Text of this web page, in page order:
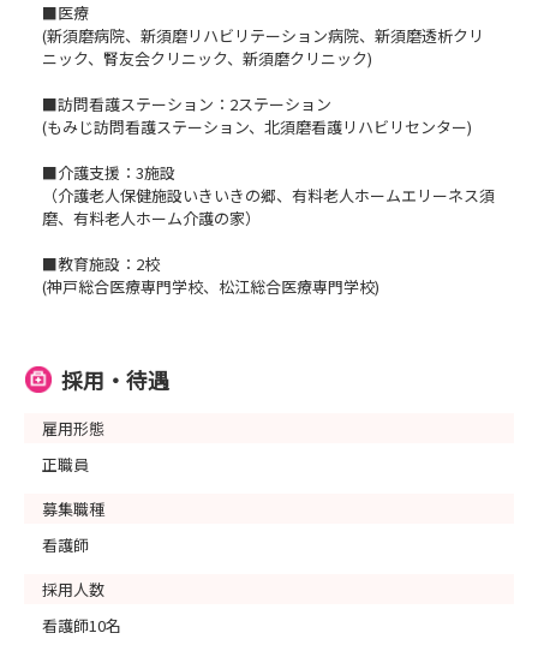
■医療
(新須磨病院、新須磨リハビリテーション病院、新須磨透析クリ
ニック、腎友会クリニック、新須磨クリニック)
■訪問看護ステーション：2ステーション
(もみじ訪問看護ステーション、北須磨看護リハビリセンター)
■介護支援：3施設
（介護老人保健施設いきいきの郷、有料老人ホームエリーネス須
磨、有料老人ホーム介護の家）
■教育施設：2校
(神戸総合医療専門学校、松江総合医療専門学校)
採用・待遇
雇用形態
正職員
募集職種
看護師
採用人数
看護師10名